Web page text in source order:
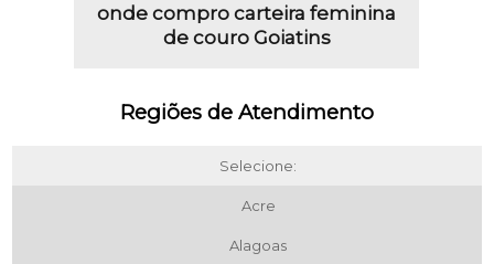
onde compro carteira feminina
de couro Goiatins
Regiões de Atendimento
Selecione:
Acre
Alagoas